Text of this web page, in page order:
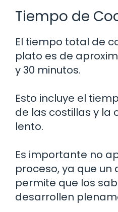
Tiempo de
El tiempo total de
plato es de
y 30 minutos.
Esto incluye el
de las costillas y la
lento.
Es importante no
proceso, ya que un
permite que los
desarrollen